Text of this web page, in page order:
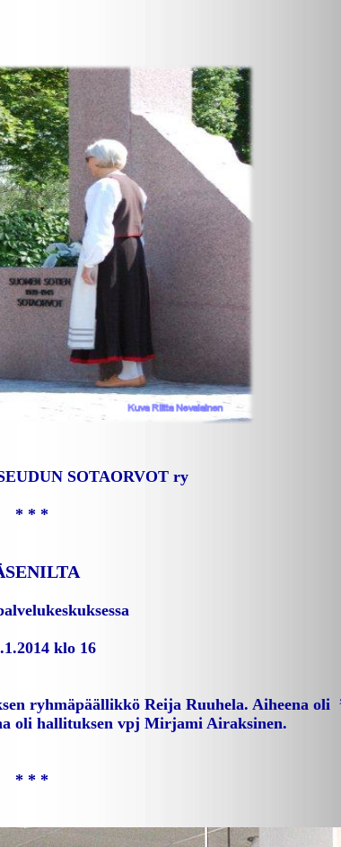
SOTAORVOT ry
* * *
klo 16
ryhmäpäällikkö Reija Ruuhela. Aiheena
oli hallituksen vpj Mirjami Airaksinen.
* * *